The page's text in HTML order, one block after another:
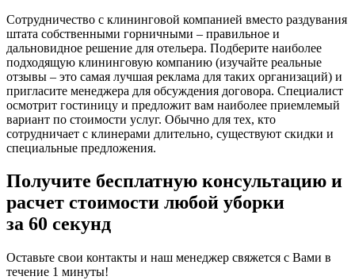
Сотрудничество с клининговой компанией вместо раздувания
штата собственными горничными – правильное и
дальновидное решение для отельера. Подберите наиболее
подходящую клининговую компанию (изучайте реальные
отзывы – это самая лучшая реклама для таких организаций) и
пригласите менеджера для обсуждения договора. Специалист
осмотрит гостиницу и предложит вам наиболее приемлемый
вариант по стоимости услуг. Обычно для тех, кто
сотрудничает с клинерами длительно, существуют скидки и
специальные предложения.
Получите бесплатную консультацию и
расчет стоимости любой уборки
за 60 секунд
Оставьте свои контакты и наш менеджер свяжется с Вами в
течение 1 минуты!